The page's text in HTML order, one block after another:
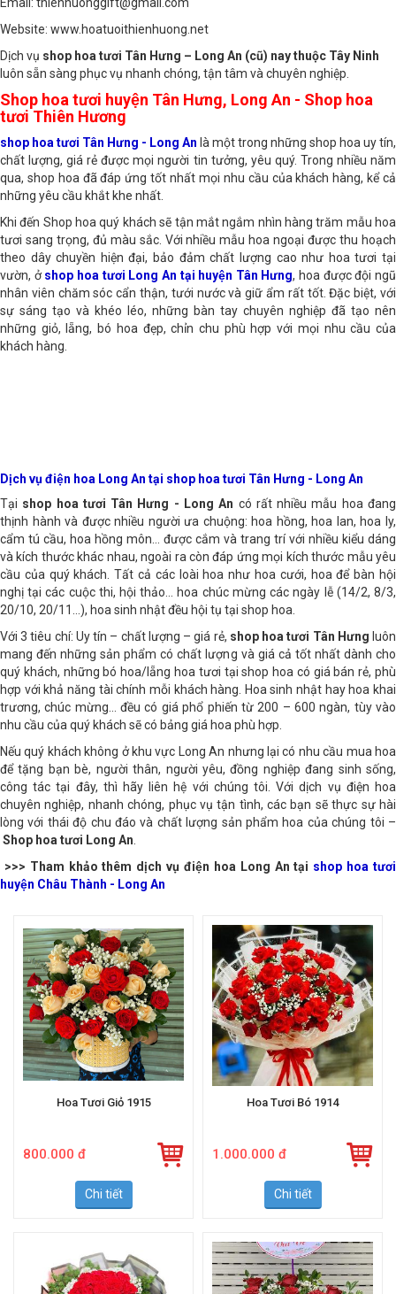
Email: thienhuonggift@gmail.com
Website: www.hoatuoithienhuong.net
Dịch vụ
shop hoa tươi Tân Hưng – Long An (cũ) nay thuộc Tây Ninh
luôn sẵn sàng phục vụ nhanh chóng, tận tâm và chuyên nghiệp.
Shop hoa tươi huyện Tân Hưng, Long An - Shop hoa
tươi Thiên Hương
shop hoa tươi Tân Hưng - Long Anlà một trong những shop hoa uy tín,
chất lượng, giá rẻ được mọi người tin tưởng, yêu quý. Trong nhiều năm
qua, shop hoa đã đáp ứng tốt nhất mọi nhu cầu của khách hàng, kể cả
những yêu cầu khắt khe nhất.
Khi đến Shop hoa quý khách sẽ tận mắt ngắm nhìn hàng trăm mẫu hoa
tươi sang trọng, đủ màu sắc. Với nhiều mẫu hoa ngoại được thu hoạch
theo dây chuyền hiện đại, bảo đảm chất lượng cao như hoa tươi tại
vườn, ởshop hoa tươi Long An tại huyện Tân Hưng, hoa được đội ngũ
nhân viên chăm sóc cẩn thận, tưới nước và giữ ẩm rất tốt. Đặc biệt, với
sự sáng tạo và khéo léo, những bàn tay chuyên nghiệp đã tạo nên
những giỏ, lẵng, bó hoa đẹp, chỉn chu phù hợp với mọi nhu cầu của
khách hàng.
Dịch vụ điện hoa Long An tại shop hoa tươi Tân Hưng - Long An
Tạishop hoa tươi Tân Hưng - Long An
có rất nhiều mẫu hoa đang
thịnh hành và được nhiều người ưa chuộng: hoa hồng, hoa lan, hoa ly,
cẩm tú cầu, hoa hồng môn… được cắm và trang trí với nhiều kiểu dáng
và kích thước khác nhau, ngoài ra còn đáp ứng mọi kích thước mẫu yêu
cầu của quý khách. Tất cả các loài hoa như hoa cưới, hoa để bàn hội
nghị tại các cuộc thi, hội thảo… hoa chúc mừng các ngày lễ (14/2, 8/3,
20/10, 20/11…), hoa sinh nhật đều hội tụ tại shop hoa.
Với 3 tiêu chí: Uy tín – chất lượng – giá rẻ,
shop hoa tươi Tân Hưng luôn
mang đến những sản phẩm có chất lượng và giá cả tốt nhất dành cho
quý khách, những bó hoa/lẵng hoa tươi tại shop hoa có giá bán rẻ, phù
hợp với khả năng tài chính mỗi khách hàng. Hoa sinh nhật hay hoa khai
trương, chúc mừng… đều có giá phổ phiến từ 200 – 600 ngàn, tùy vào
nhu cầu của quý khách sẽ có bảng giá hoa phù hợp.
Nếu quý khách không ở khu vực Long An nhưng lại có nhu cầu mua hoa
để tặng bạn bè, người thân, người yêu, đồng nghiệp đang sinh sống,
công tác tại đây, thì hãy liên hệ với chúng tôi. Với dịch vụ điện hoa
chuyên nghiệp, nhanh chóng, phục vụ tận tình, các bạn sẽ thực sự hài
lòng với thái độ chu đáo và chất lượng sản phẩm hoa của chúng tôi –
Shop hoa tươi Long An
>>> Tham khảo thêm dịch vụ điện hoa Long An tại
shop hoa tươi
huyện Châu Thành - Long An
Chi tiết Chi tiết